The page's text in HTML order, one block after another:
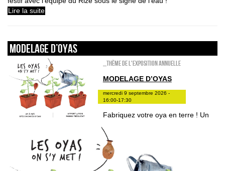
Lire la suite
MODELAGE D’OYAS
_Thème de l'exposition annuelle
MODELAGE D’OYAS
mercredi 9 septembre 2026 -
16:00-17:30
Fabriquez votre oya en terre ! Un